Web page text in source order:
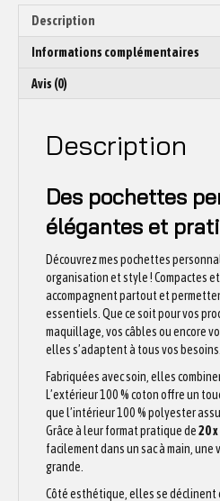
Description
Informations complémentaires
Avis (0)
Description
Des pochettes
élégantes et
Découvrez mes pochettes
organisation et style ! Compactes
accompagnent partout et
essentiels. Que ce soit pour vos
maquillage, vos câbles ou encore
elles s’adaptent à tous vos besoins.
Fabriquées avec soin, elles
L’extérieur 100 % coton offre un
que l’intérieur 100 % polyester
Grâce à leur format pratique de20
facilement dans un sac à main,
grande.
Côté esthétique, elles se déclinent